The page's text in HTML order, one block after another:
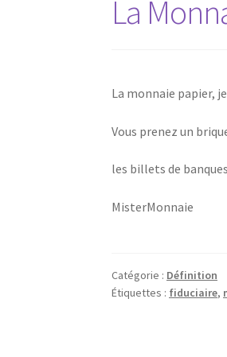
La
La monnaie papier,
Vous prenez un
les billets de
MisterMonnaie
Catégorie : Définition
Étiquettes : fiduciaire,